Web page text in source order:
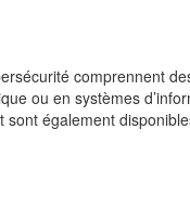
comprennent
ou en systèmes
également